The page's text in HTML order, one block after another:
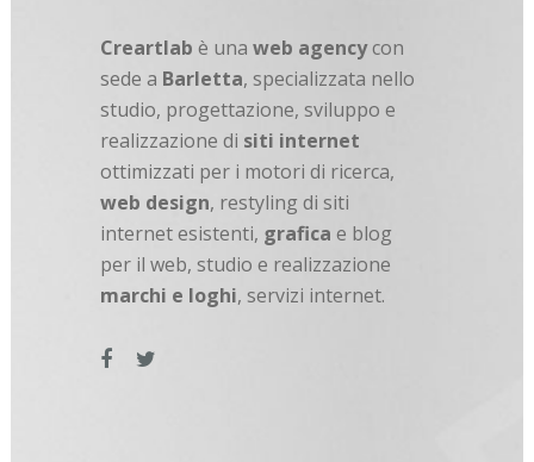
Creartlab è una web agencycon
sede a Barletta, specializzata nello
studio, progettazione, sviluppo e
realizzazione di siti internet
ottimizzati per i motori di ricerca,
web design, restyling di siti
internet esistenti, grafica e blog
per il web, studio e realizzazione
marchi e loghi, servizi internet.